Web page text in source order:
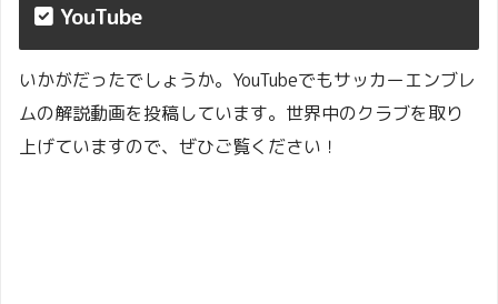
YouTube
いかがだったでしょうか。YouTubeでもサッカーエンブレ
ムの解説動画を投稿しています。世界中のクラブを取り
上げていますので、ぜひご覧ください！